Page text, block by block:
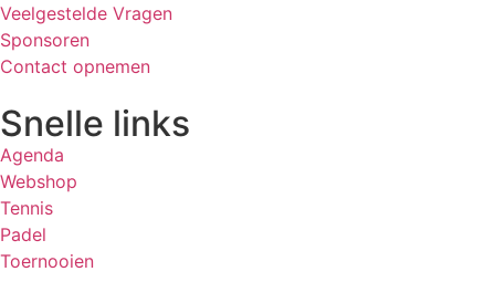
Veelgestelde Vragen
Sponsoren
Contact opnemen
Snelle links
Agenda
Webshop
Tennis
Padel
Toernooien